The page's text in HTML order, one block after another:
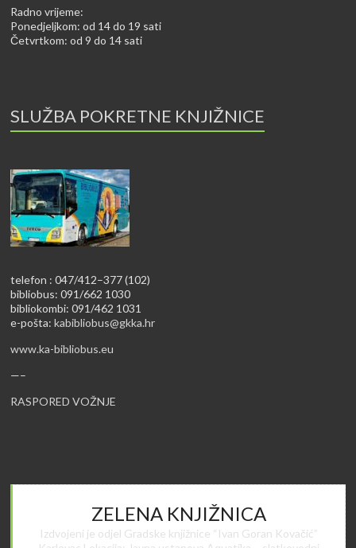
Radno vrijeme:
Ponedjeljkom: od 14 do 19 sati
Četvrtkom: od 9 do 14 sati
SLUŽBA POKRETNE KNJIŽNICE
telefon : 047/412–377 (102)
bibliobus: 091/662 1030
bibliokombi: 091/462 1031
e-pošta:kabibliobus@gkka.hr
www.ka-bibliobus.eu
—–
RASPORED VOŽNJE
ZELENA KNJIŽNICA
Izdvojeni je odjel Gradske knjižnice “Ivan Goran Kovačić”